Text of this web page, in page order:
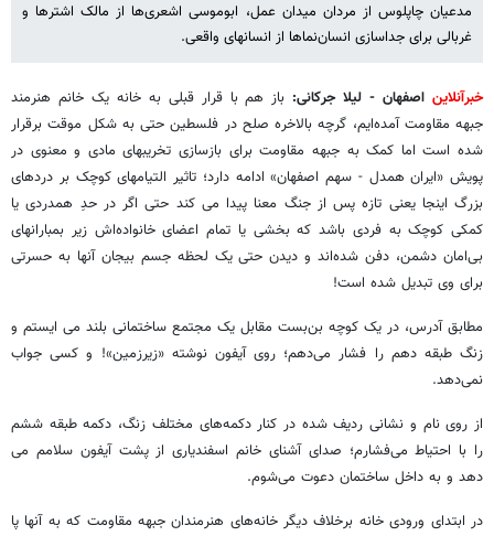
مدعیان چاپلوس از مردان میدان عمل، ابوموسی اشعری‌ها از مالک اشترها و
غربالی برای جداسازی انسان‌نماها از انسانهای واقعی.
خبرآنلاین اصفهان - لیلا جرکانی: باز هم با قرار قبلی به خانه یک خانم هنرمند
جبهه مقاومت آمده‌ایم، گرچه بالاخره صلح در فلسطین حتی به شکل موقت برقرار
شده است اما کمک به جبهه مقاومت برای بازسازی تخریبهای مادی و معنوی در
پویش «ایران همدل - سهم اصفهان» ادامه دارد؛ تاثیر التیامهای کوچک بر دردهای
بزرگ اینجا یعنی تازه پس از جنگ معنا پیدا می کند حتی اگر در حدِ همدردی یا
کمکی کوچک به فردی باشد که بخشی یا تمام اعضای خانواده‌اش زیر بمبارانهای
بی‌امان دشمن، دفن شده‌اند و دیدن حتی یک لحظه جسم بیجان آنها به حسرتی
برای وی تبدیل شده است!
مطابق آدرس، در یک کوچه بن‌بست مقابل یک مجتمع ساختمانی بلند می ایستم و
زنگ طبقه دهم را فشار می‌دهم؛ روی آیفون نوشته «زیرزمین»! و کسی جواب
نمی‌دهد.
از روی نام و نشانی ردیف شده در کنار دکمه‌های مختلف زنگ، دکمه طبقه ششم
را با احتیاط می‌فشارم؛ صدای آشنای خانم اسفندیاری از پشت آیفون سلامم می
دهد و به داخل ساختمان دعوت می‌شوم.
در ابتدای ورودی خانه برخلاف دیگر خانه‌های هنرمندان جبهه مقاومت که به آنها پا